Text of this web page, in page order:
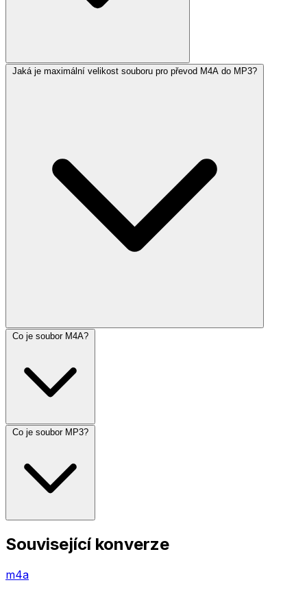
Jaká je maximální velikost souboru pro převod M4A do MP3?
Co je soubor M4A?
Co je soubor MP3?
Související konverze
m4a